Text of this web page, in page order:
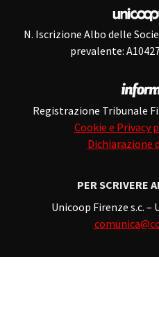
N. Iscrizione Albo delle
prevalente:
Registrazione Tribunale
Cookie e Privacy
Dichiarazione
PER SCRIVERE
Unicoop Firenze s.c.